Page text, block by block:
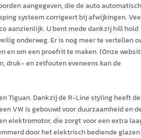
aangegeven, die de auto automatisch
systeem corrigeert bij afwijkingen.
aanzienlijk. U bent mede dankzij hill hold
onderweg. Er is nog meer te vertellen
en om een proefrit te maken. (Onze
druk- en zetfouten eveneens kan de
Tiguan. Dankzij de R-Line styling heeft
VW is gebouwd voor duurzaamheid en
elektromotor, die zorgt voor een extra
door het elektrisch bediende glazen